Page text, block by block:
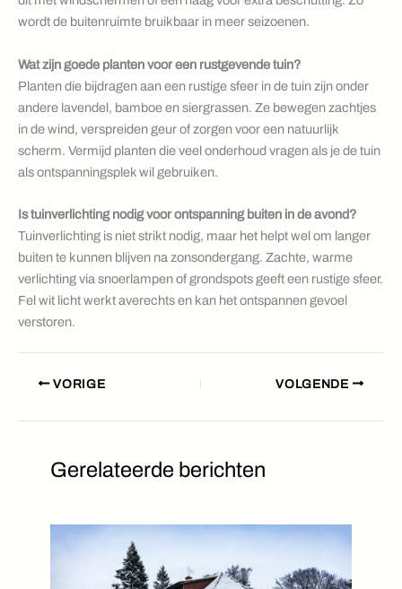
wordt de buitenruimte bruikbaar in meer seizoenen.
Wat zijn goede planten voor een rustgevende tuin?
Planten die bijdragen aan een rustige sfeer in de tuin zijn onder
andere lavendel, bamboe en siergrassen. Ze bewegen zachtjes
in de wind, verspreiden geur of zorgen voor een natuurlijk
scherm. Vermijd planten die veel onderhoud vragen als je de tuin
als ontspanningsplek wil gebruiken.
Is tuinverlichting nodig voor ontspanning buiten in de avond?
Tuinverlichting is niet strikt nodig, maar het helpt wel om langer
buiten te kunnen blijven na zonsondergang. Zachte, warme
verlichting via snoerlampen of grondspots geeft een rustige sfeer.
Fel wit licht werkt averechts en kan het ontspannen gevoel
verstoren.
VORIGE VOLGENDE
Gerelateerde berichten